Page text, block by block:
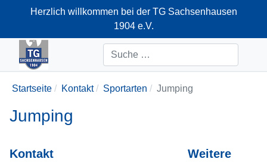
Herzlich willkommen bei der TG Sachsenhausen
1904 e.V.
+49-69-66374712
Suchen
Startseite Kontakt Sportarten Jumping
Jumping
Kontakt
Weitere